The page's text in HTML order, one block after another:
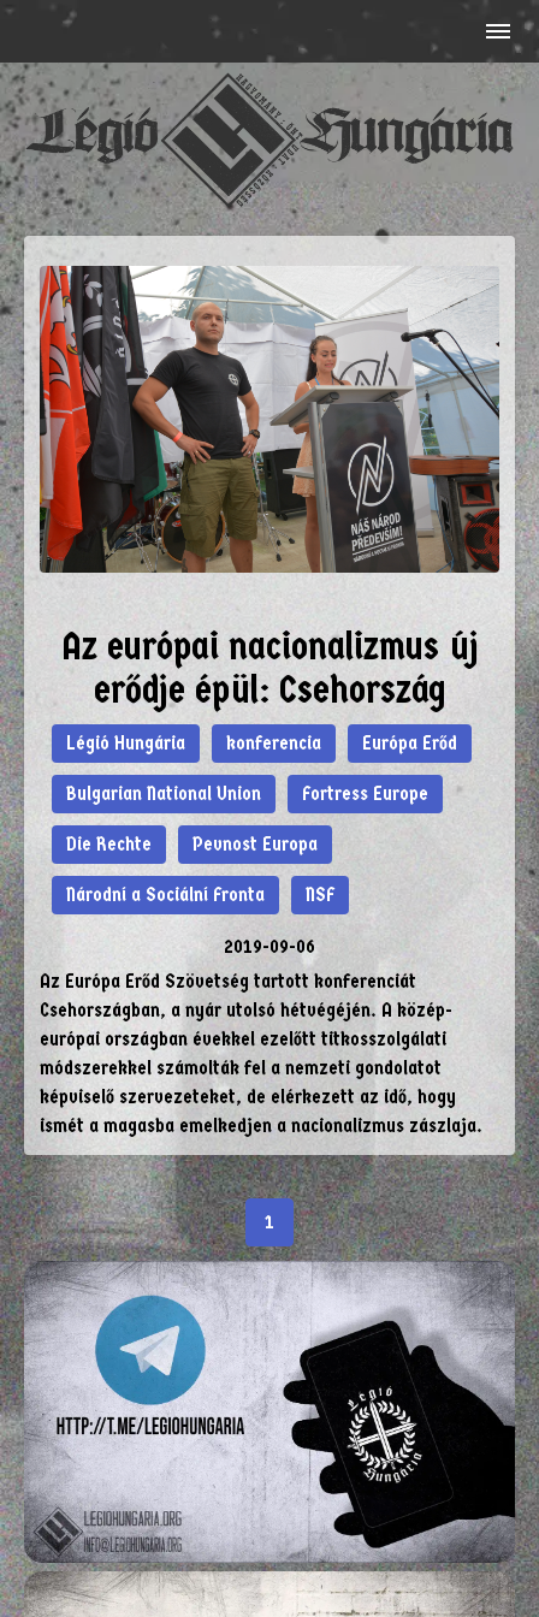
Az európai nacionalizmus új
erődje épül: Csehország
Légió Hungária konferencia Európa Erőd
Bulgarian National Union Fortress Europe
Die Rechte Pevnost Europa
Národní a Sociální Fronta NSF
2019-09-06
Az Európa Erőd Szövetség tartott konferenciát
Csehországban, a nyár utolsó hétvégéjén. A közép-
európai országban évekkel ezelőtt titkosszolgálati
módszerekkel számolták fel a nemzeti gondolatot
képviselő szervezeteket, de elérkezett az idő, hogy
ismét a magasba emelkedjen a nacionalizmus zászlaja.
1